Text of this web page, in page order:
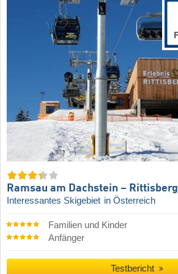
Ramsau am Dachstein – Rittisberg
Interessantes Skigebiet in Österreich
Familien und Kinder
Anfänger
Testbericht